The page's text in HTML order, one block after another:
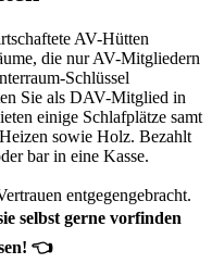
AV-Hütten
die nur AV-Mitgliedern
Schlüssel
Sie als DAV-Mitglied in
einige Schlafplätze samt
sowie Holz. Bezahlt
bar in eine Kasse.
entgegengebracht.
selbst gerne vorfinden
👈